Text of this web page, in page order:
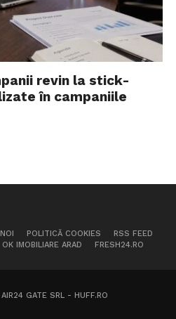
revin la stick-
în campaniile
POLITICĂ COOKIES
RSS FEED
OK IMOBILIARE ARAD FRESH24.RO
GATE SRL - HUFF.RO